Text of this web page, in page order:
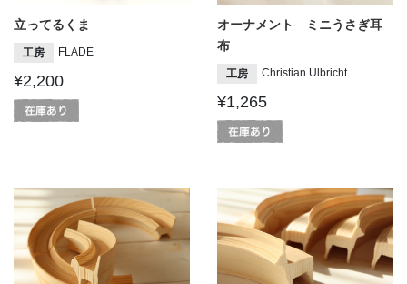
立ってるくま
工房 FLADE
¥2,200
オーナメント ミニうさぎ耳
布
工房 Christian Ulbricht
¥1,265